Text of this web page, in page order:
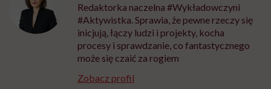
Redaktorka naczelna #Wykładowczyni
#Aktywistka. Sprawia, że pewne rzeczy się
inicjują, łączy ludzi i projekty, kocha
procesy i sprawdzanie, co fantastycznego
może się czaić za rogiem
Zobacz profil